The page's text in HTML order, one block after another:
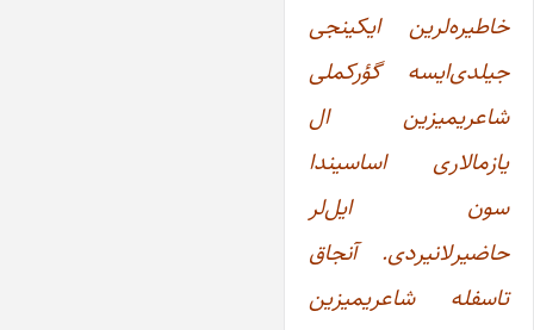
خاطیره‌لرین ایکینجی
جیلدی‌ایسه گؤرکملی
شاعریمیزین ال
یازمالاری اساسیندا
سون ایل‌لر
حاضیرلانیردی. آنجاق
تاسفله شاعریمیزین